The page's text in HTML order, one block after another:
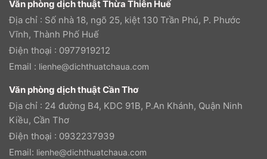
Văn phòng dịch thuật Thừa Thiên Huế
Địa chỉ : Số nhà 18, ngõ 25, kiệt 130 Trần Phú, P. Phước
Vĩnh, Thành Phố Huế
Điện thoại : 0977919212
Email : lienhe@dichthuatchaua.com
Văn phòng dịch thuật Cần Thơ
Địa chỉ : 24 đường B4, KDC 91B, P.An Khánh, Quận Ninh
Kiều, Cần Thơ
Điện thoại : 0932237939
Email: lienhe@dichthuatchaua.com